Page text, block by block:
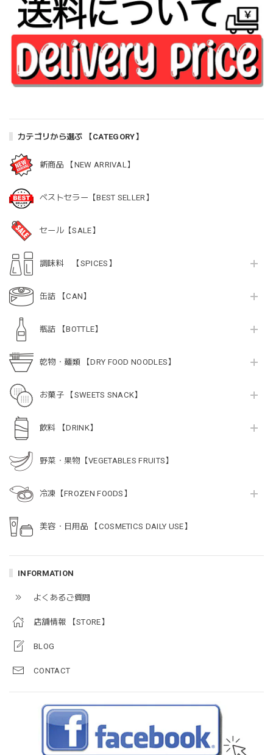
カテゴリから選ぶ 【CATEGORY】
新商品 【NEW ARRIVAL】
ベストセラー【BEST SELLER】
セール【SALE】
調味料 【SPICES】
缶詰 【CAN】
瓶詰 【BOTTLE】
乾物・麺類 【DRY FOOD NOODLES】
お菓子 【SWEETS SNACK】
飲料 【DRINK】
野菜・果物【VEGETABLES FRUITS】
冷凍【FROZEN FOODS】
美容・日用品 【COSMETICS DAILY USE】
INFORMATION
よくあるご質問
店舗情報 【STORE】
BLOG
CONTACT